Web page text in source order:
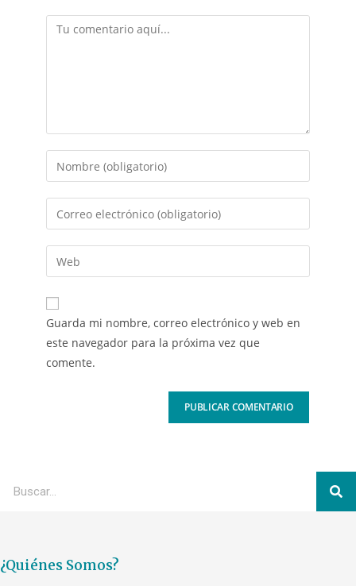
Guarda mi nombre, correo electrónico y web en
este navegador para la próxima vez que
comente.
¿Quiénes Somos?